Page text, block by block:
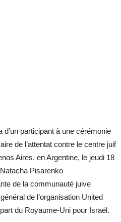
d’un participant à une cérémonie
de l’attentat contre le centre juif
Aires, en Argentine, le jeudi 18
Pisarenko
de la communauté juive
de l’organisation United
du Royaume-Uni pour Israël.